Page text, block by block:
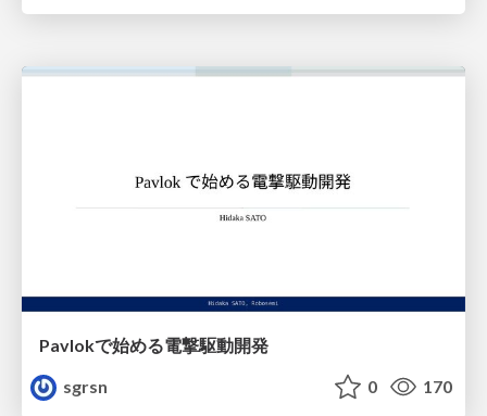
Pavlokで始める電撃駆動開発
sgrsn
0 170